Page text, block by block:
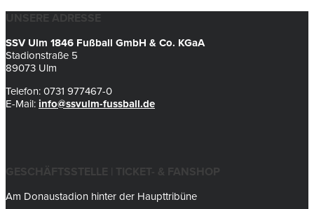
UNSERE ADRESSE
SSV Ulm 1846 Fußball GmbH & Co. KGaA
Stadionstraße 5
89073 Ulm
Telefon: 0731 977467-0
E-Mail: info@ssvulm-fussball.de
GESCHÄFTSSTELLE | TICKET- & FANSHOP
Am Donaustadion hinter der Haupttribüne